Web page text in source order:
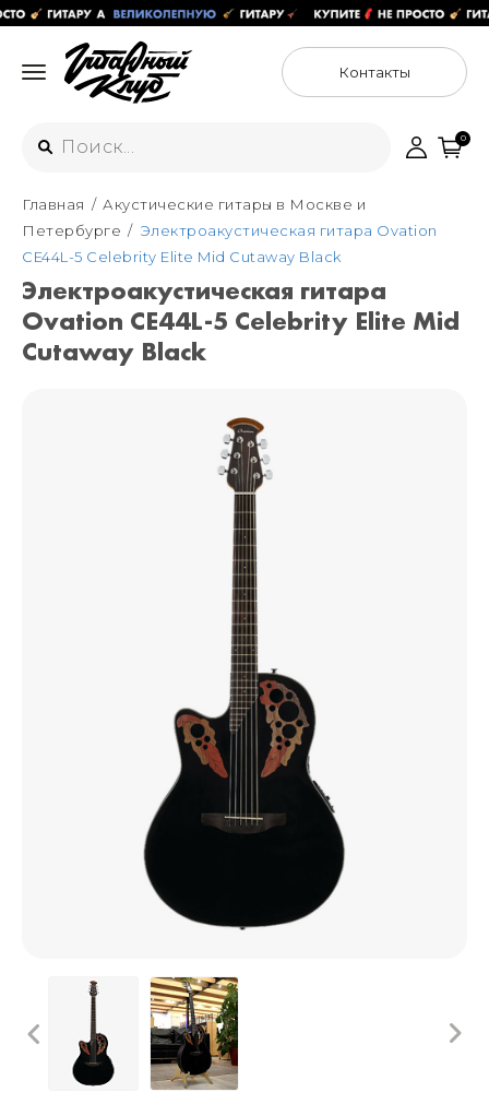
Контакты
Интернет-магазин
+7 (925) 125-54-44
Москва
+7 (925) 176-55-65
ул. Большая Новодмитровская 36с15,
"ФЛАКОН"
Санкт-Петербург
+7 (929) 179-15-49
+7 (925) 879-85-35
Санкт-Петербург
+7 (999) 213-51-93
0
Главная
Акустические гитары в Москве и
Петербурге
Электроакустическая гитара Ovation
CE44L-5 Celebrity Elite Mid Cutaway Black
Электроакустическая гитара
Ovation CE44L-5 Celebrity Elite Mid
Cutaway Black